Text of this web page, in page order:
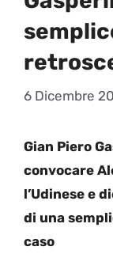
6 Dicembre
Gian Piero
convocare
l’Udinese e
di una
caso